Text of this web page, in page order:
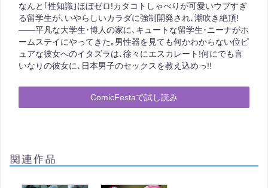
なんと｢性知識｣ほぼゼロ!カタコトしゃべりが可愛いウブすぎ
る留学生が､いやらしいカラダに強制開発され､潮吹き絶頂!
――平凡な大学生･博人の家に､キュートな留学生･ニーナがホ
ームステイにやってきた｡男性器を見ても何かわからない位ピ
ュアな彼女へのイタズラは､徐々にエスカレート!何にでも言
いなりの彼女に､日本男子のセックスを教え込めっ!!
ComicFestaで試し読み